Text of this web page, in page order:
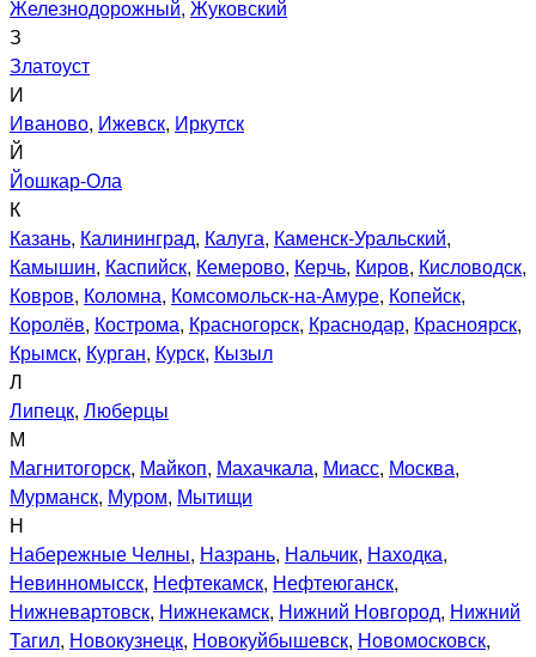
Железнодорожный, Жуковский
З
Златоуст
И
Иваново, Ижевск, Иркутск
Й
Йошкар-Ола
К
Казань, Калининград, Калуга, Каменск-Уральский,
Камышин, Каспийск, Кемерово, Керчь, Киров, Кисловодск,
Ковров, Коломна, Комсомольск-на-Амуре, Копейск,
Королёв, Кострома, Красногорск, Краснодар, Красноярск,
Крымск, Курган, Курск, Кызыл
Л
Липецк, Люберцы
М
Магнитогорск, Майкоп, Махачкала, Миасс, Москва,
Мурманск, Муром, Мытищи
Н
Набережные Челны, Назрань, Нальчик, Находка,
Невинномысск, Нефтекамск, Нефтеюганск,
Нижневартовск, Нижнекамск, Нижний Новгород, Нижний
Тагил, Новокузнецк, Новокуйбышевск, Новомосковск,